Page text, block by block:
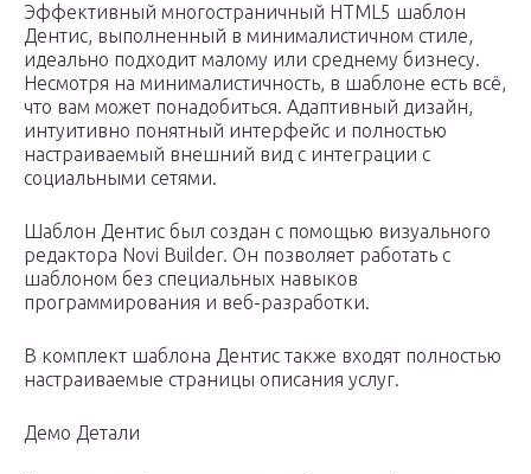
Эффективный многостраничный HTML5 шаблон
Дентис, выполненный в минималистичном стиле,
идеально подходит малому или среднему бизнесу.
Несмотря на минималистичность, в шаблоне есть всё,
что вам может понадобиться. Адаптивный дизайн,
интуитивно понятный интерфейс и полностью
настраиваемый внешний вид с интеграции с
социальными сетями.
Шаблон Дентис был создан с помощью визуального
редактора Novi Builder. Он позволяет работать с
шаблоном без специальных навыков
программирования и веб-разработки.
В комплект шаблона Дентис также входят полностью
настраиваемые страницы описания услуг.
Демо Детали